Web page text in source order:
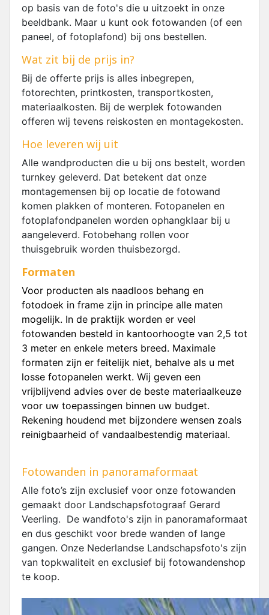
op basis van de foto's die u uitzoekt in onze
beeldbank. Maar u kunt ook fotowanden (of een
paneel, of fotoplafond) bij ons bestellen.
Wat zit bij de prijs in?
Bij de offerte prijs is alles inbegrepen,
fotorechten, printkosten, transportkosten,
materiaalkosten. Bij de werplek fotowanden
offeren wij tevens reiskosten en montagekosten.
Hoe leveren wij uit
Alle wandproducten die u bij ons bestelt, worden
turnkey geleverd. Dat betekent dat onze
montagemensen bij op locatie de fotowand
komen plakken of monteren. Fotopanelen en
fotoplafondpanelen worden ophangklaar bij u
aangeleverd. Fotobehang rollen voor
thuisgebruik worden thuisbezorgd.
Formaten
Voor producten als naadloos behang en
fotodoek in frame zijn in principe alle maten
mogelijk. In de praktijk worden er veel
fotowanden besteld in kantoorhoogte van 2,5 tot
3 meter en enkele meters breed. Maximale
formaten zijn er feitelijk niet, behalve als u met
losse fotopanelen werkt. Wij geven een
vrijblijvend advies over de beste materiaalkeuze
voor uw toepassingen binnen uw budget.
Rekening houdend met bijzondere wensen zoals
reinigbaarheid of vandaalbestendig materiaal.
Fotowanden in panoramaformaat
Alle foto’s zijn exclusief voor onze fotowanden
gemaakt door Landschapsfotograaf Gerard
Veerling. De wandfoto's zijn in panoramaformaat
en dus geschikt voor brede wanden of lange
gangen. Onze Nederlandse Landschapsfoto's zijn
van topkwaliteit en exclusief bij fotowandenshop
te koop.